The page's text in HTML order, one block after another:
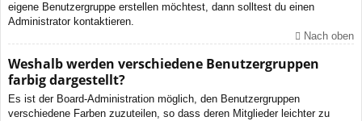
eigene Benutzergruppe erstellen möchtest, dann solltest du einen
Administrator kontaktieren.
Nach oben
Weshalb werden verschiedene Benutzergruppen
farbig dargestellt?
Es ist der Board-Administration möglich, den Benutzergruppen
verschiedene Farben zuzuteilen, so dass deren Mitglieder leichter zu